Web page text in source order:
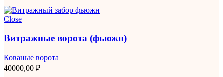
Close
Витражные ворота (фьюжн)
Кованые ворота
40000,00 ₽